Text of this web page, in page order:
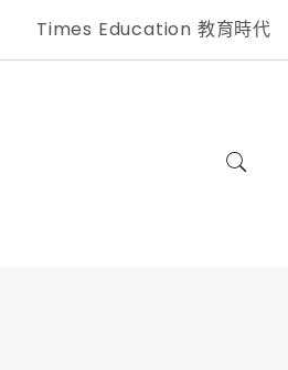
Times Education 教育時代